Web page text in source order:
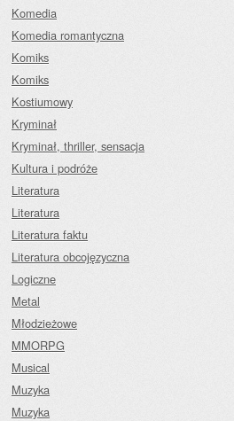
Komedia
Komedia romantyczna
Komiks
Komiks
Kostiumowy
Kryminał
Kryminał, thriller, sensacja
Kultura i podróże
Literatura
Literatura
Literatura faktu
Literatura obcojęzyczna
Logiczne
Metal
Młodzieżowe
MMORPG
Musical
Muzyka
Muzyka